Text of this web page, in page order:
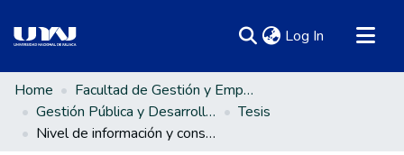
Log In (current)
Communities & Collections
All of DSpace
Statistics
Home
Facultad de Gestión y Emprendimiento Empresarial
Gestión Pública y Desarrollo Social
Tesis
Nivel de información y consumo de alimentos con respecto a la implementación de la Ley de Promoción de la Alimentación Saludable, en escolares de la I.E.P. Mariscal José de Sucre – Juliaca - 2019